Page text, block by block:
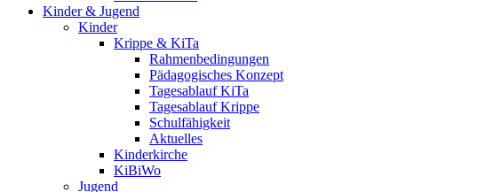
Kinder & Jugend
Kinder
Krippe & KiTa
Rahmenbedingungen
Pädagogisches Konzept
Tagesablauf KiTa
Tagesablauf Krippe
Schulfähigkeit
Aktuelles
Kinderkirche
KiBiWo
Jugend